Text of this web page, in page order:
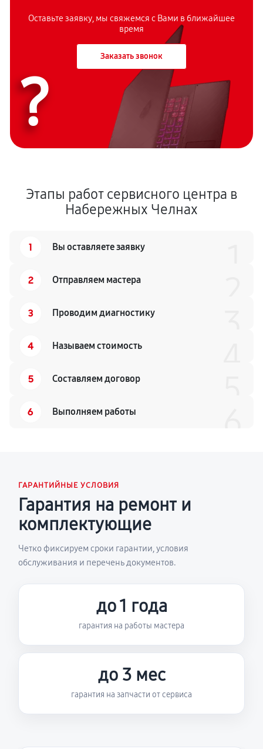
Оставьте заявку, мы свяжемся с Вами в ближайшее
время
Заказать звонок
?
Этапы работ сервисного центра в
Набережных Челнах
1 Вы оставляете заявку
2 Отправляем мастера
3 Проводим диагностику
4 Называем стоимость
5 Составляем договор
6 Выполняем работы
ГАРАНТИЙНЫЕ УСЛОВИЯ
Гарантия на ремонт и
комплектующие
Четко фиксируем сроки гарантии, условия
обслуживания и перечень документов.
до 1 года
гарантия на работы мастера
до 3 мес
гарантия на запчасти от сервиса